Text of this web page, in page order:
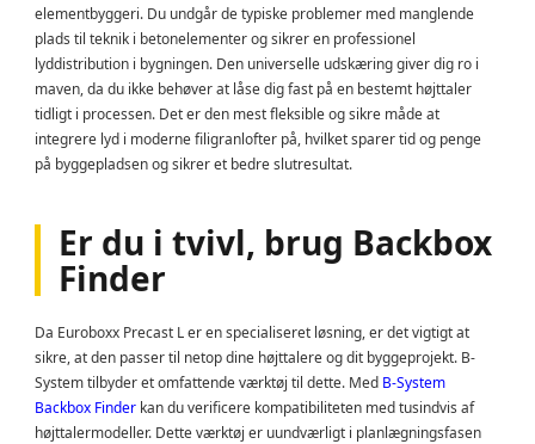
elementbyggeri. Du undgår de typiske problemer med manglende
plads til teknik i betonelementer og sikrer en professionel
lyddistribution i bygningen. Den universelle udskæring giver dig ro i
maven, da du ikke behøver at låse dig fast på en bestemt højttaler
tidligt i processen. Det er den mest fleksible og sikre måde at
integrere lyd i moderne filigranlofter på, hvilket sparer tid og penge
på byggepladsen og sikrer et bedre slutresultat.
Er du i tvivl, brug Backbox
Finder
Da Euroboxx Precast L er en specialiseret løsning, er det vigtigt at
sikre, at den passer til netop dine højttalere og dit byggeprojekt. B-
System tilbyder et omfattende værktøj til dette. Med B-System
Backbox Finder kan du verificere kompatibiliteten med tusindvis af
højttalermodeller. Dette værktøj er uundværligt i planlægningsfasen